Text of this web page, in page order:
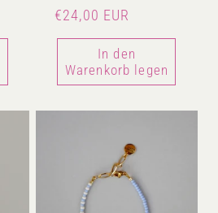
Normaler
Preis
€24,00 EUR
In den
Warenkorb legen